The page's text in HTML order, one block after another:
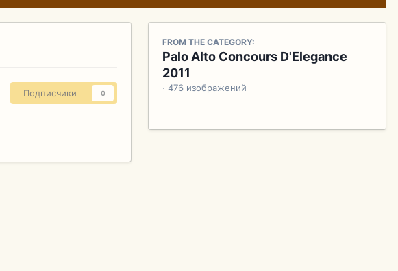
Подписчики 0
FROM THE CATEGORY:
Palo Alto Concours D'Elegance
2011
· 476 изображений